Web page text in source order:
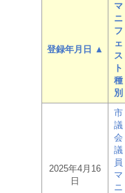
登録年月日 ▲
マ
ニ
フ
ェ
ス
ト
種
別
2025年4月16
日
市
議
会
議
員
マ
ニ